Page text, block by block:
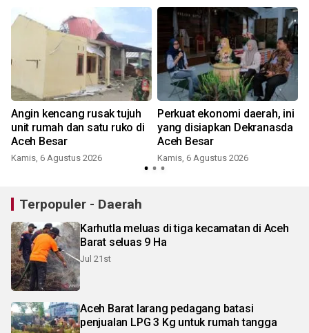
Angin kencang rusak tujuh
unit rumah dan satu ruko di
Aceh Besar
Kamis, 6 Agustus 2026
Perkuat ekonomi daerah, ini
yang disiapkan Dekranasda
Aceh Besar
Kamis, 6 Agustus 2026
Terpopuler - Daerah
Karhutla meluas di tiga kecamatan di Aceh
Barat seluas 9 Ha
Jul 21st
Aceh Barat larang pedagang batasi
penjualan LPG 3 Kg untuk rumah tangga